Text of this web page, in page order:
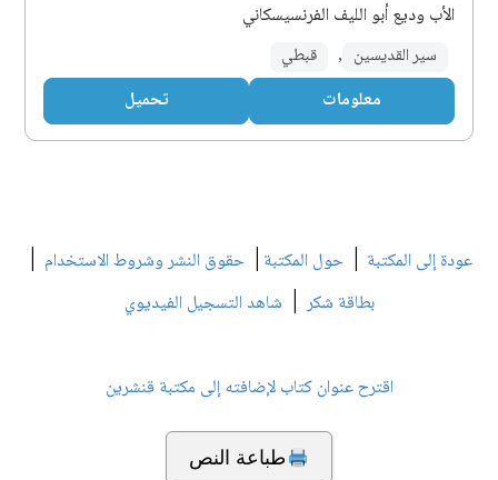
الأب وديع أبو الليف الفرنسيسكاني
سير القديسين , قبطي
معلومات تحميل
عودة إلى المكتبة | حول المكتبة | حقوق النشر وشروط الاستخدام |
بطاقة شكر| شاهد التسجيل الفيديوي
اقترح عنوان كتاب لإضافته إلى مكتبة قنشرين
طباعة النص